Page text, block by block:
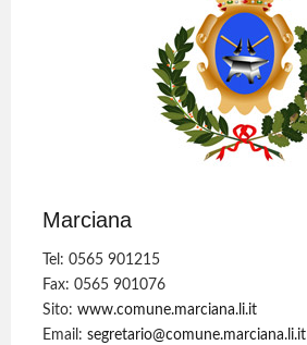
Marciana
Tel: 0565 901215
Fax: 0565 901076
Sito:www.comune.marciana.li.it
Email:segretario@comune.marciana.li.it